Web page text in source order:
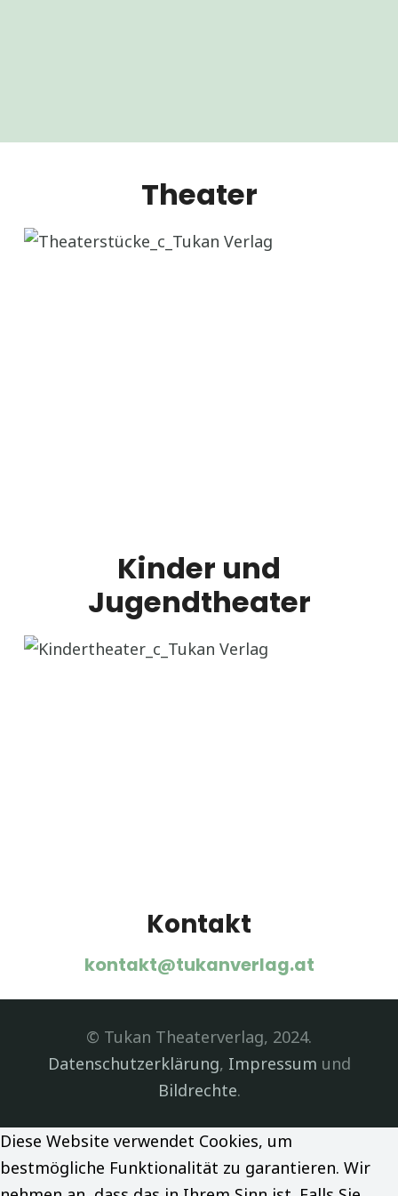
Theater
Kinder und
Jugendtheater
Kontakt
kontakt@tukanverlag.at
© Tukan Theaterverlag, 2024.
Datenschutzerklärung, Impressum und
Bildrechte.
Diese Website verwendet Cookies, um
bestmögliche Funktionalität zu garantieren. Wir